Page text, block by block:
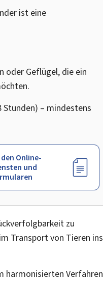
ist eine
oder Geflügel, die ein
Stunden) – mindestens
Online-
und
zu
Transport von Tieren ins
harmonisierten Verfahren